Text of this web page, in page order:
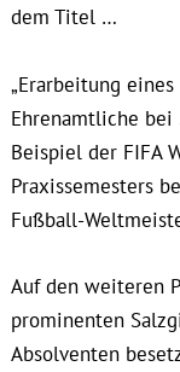
dem Titel …
„Erarbeitung
Ehrenamtliche
Beispiel der FIFA
Praxissemesters
Fußball-
Auf den weiteren
prominenten
Absolventen